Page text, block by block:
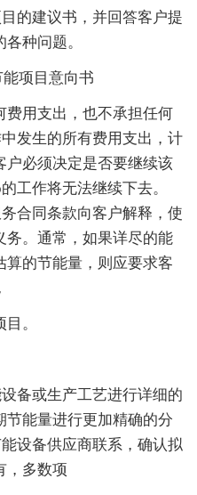
的建议书，并回答客户提
种问题。
能项目意向书
费用支出，也不承担任何
发生的所有费用支出，计
户必须决定是否要继续该
工作将无法继续下去。
合同条款向客户解释，使
务。通常，如果详尽的能
算的节能量，则应要求客
。
备或生产工艺进行详细的
节能量进行更加精确的分
设备供应商联系，确认拟
，多数项